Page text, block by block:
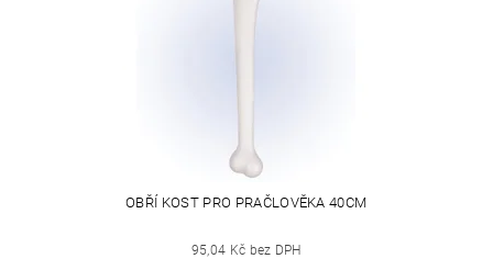
OBŘÍ KOST PRO PRAČLOVĚKA 40CM
95,04 Kč bez DPH